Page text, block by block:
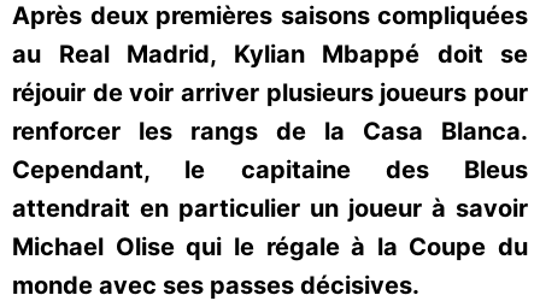
Après deux premières saisons compliquées
au Real Madrid, Kylian Mbappé doit se
réjouir de voir arriver plusieurs joueurs pour
renforcer les rangs de la Casa Blanca.
Cependant, le capitaine des Bleus
attendrait en particulier un joueur à savoir
Michael Olise qui le régale à la Coupe du
monde avec ses passes décisives.